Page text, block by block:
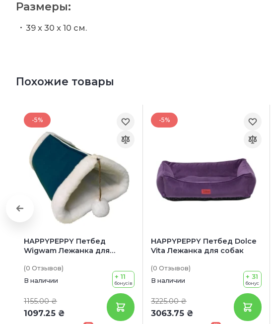
Размеры:
39 x 30 x 10 см.
Похожие товары
-5%
HAPPYPEPPY Петбед
Wigwam Лежанка для
(0 Отзывов)
В наличии
1155.00 ₴
1097.25 ₴
+ 11
бонусів
-5%
HAPPYPEPPY Петбед Dolce
Vita Лежанка для собак
(0 Отзывов)
В наличии
3225.00 ₴
3063.75 ₴
+ 31
бонус